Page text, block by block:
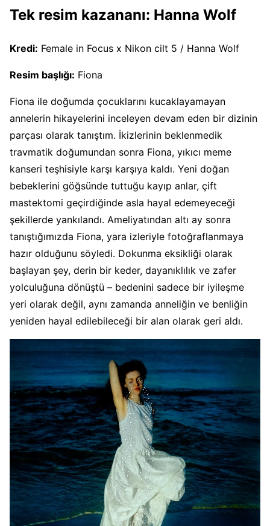
Tek resim kazananı: Hanna Wolf
Kredi: Female in Focus x Nikon cilt 5 / Hanna Wolf
Resim başlığı: Fiona
Fiona ile doğumda çocuklarını kucaklayamayan
annelerin hikayelerini inceleyen devam eden bir dizinin
parçası olarak tanıştım. İkizlerinin beklenmedik
travmatik doğumundan sonra Fiona, yıkıcı meme
kanseri teşhisiyle karşı karşıya kaldı. Yeni doğan
bebeklerini göğsünde tuttuğu kayıp anlar, çift
mastektomi geçirdiğinde asla hayal edemeyeceği
şekillerde yankılandı. Ameliyatından altı ay sonra
tanıştığımızda Fiona, yara izleriyle fotoğraflanmaya
hazır olduğunu söyledi. Dokunma eksikliği olarak
başlayan şey, derin bir keder, dayanıklılık ve zafer
yolculuğuna dönüştü – bedenini sadece bir iyileşme
yeri olarak değil, aynı zamanda anneliğin ve benliğin
yeniden hayal edilebileceği bir alan olarak geri aldı.